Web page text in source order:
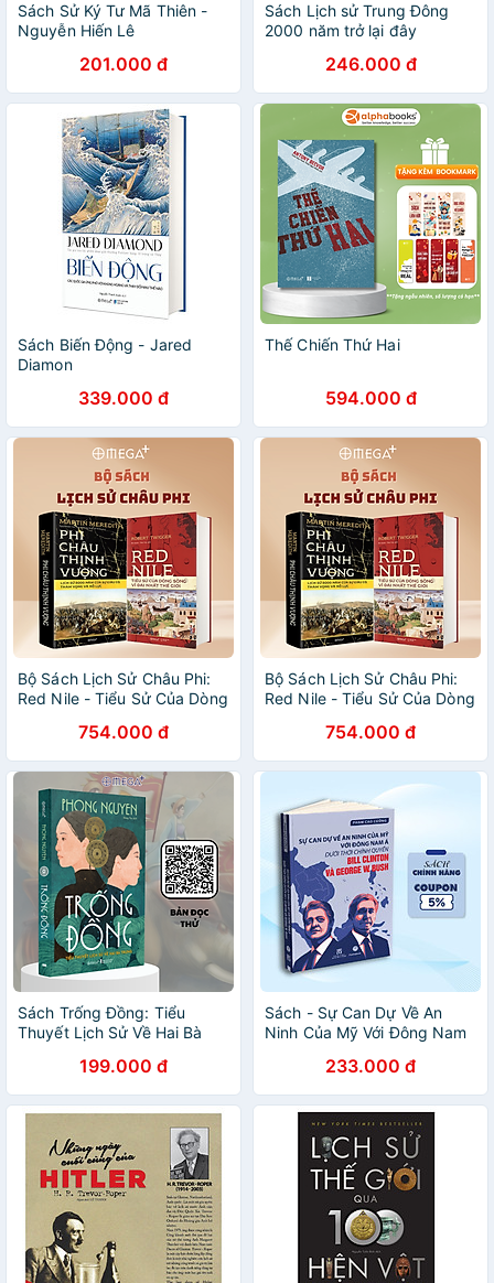
Sách Sử Ký Tư Mã Thiên -
Nguyễn Hiến Lê
201.000 đ
Sách Lịch sử Trung Đông
2000 năm trở lại đây
246.000 đ
Sách Biến Động - Jared
Diamon
339.000 đ
Thế Chiến Thứ Hai
594.000 đ
Bộ Sách Lịch Sử Châu Phi:
Red Nile - Tiểu Sử Của Dòng
Phi Châu Thịnh Vượng - Lịch
Sử 5000 Năm Của Sự Giàu
Có, Tham Vọng Và Nỗ Lực
(Tặng Kèm Boxset)
754.000 đ
Bộ Sách Lịch Sử Châu Phi:
Red Nile - Tiểu Sử Của Dòng
Phi Châu Thịnh Vượng - Lịch
Sử 5000 Năm Của Sự Giàu
754.000 đ
Sách Trống Đồng: Tiểu
Thuyết Lịch Sử Về Hai Bà
199.000 đ
Sách - Sự Can Dự Về An
Ninh Của Mỹ Với Đông Nam
Clinton Và George W.Bush
233.000 đ